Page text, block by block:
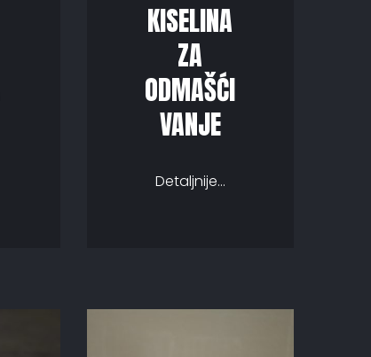
KISELINA
ZA
ODMAŠĆI
VANJE
Detaljnije...